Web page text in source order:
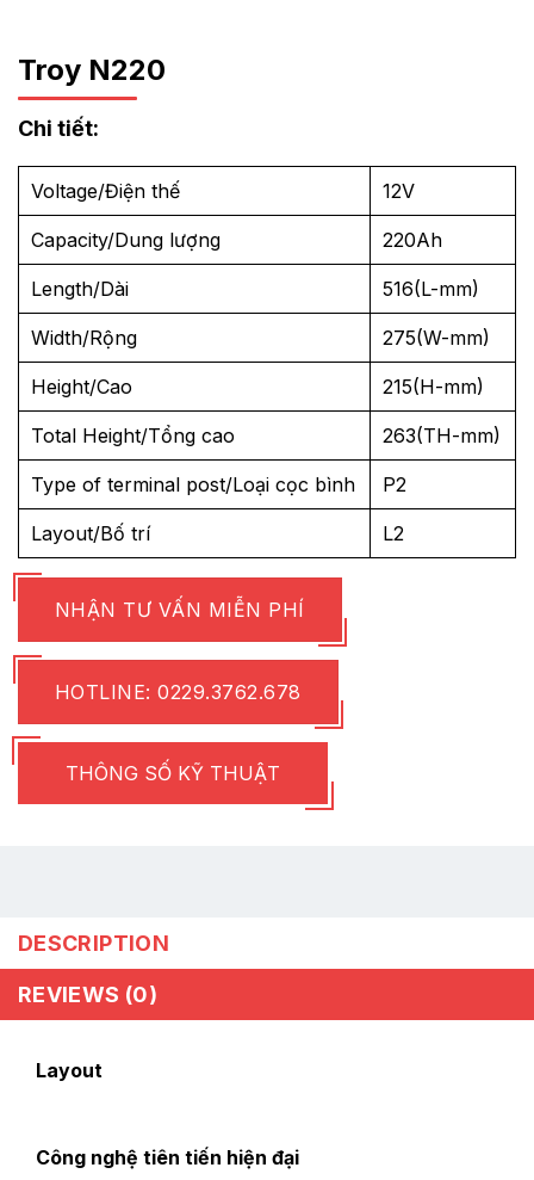
Troy N220
Chi tiết:
Voltage/Điện thế 12V
Capacity/Dung lượng 220Ah
Length/Dài 516(L-mm)
Width/Rộng 275(W-mm)
Height/Cao 215(H-mm)
Total Height/Tổng cao 263(TH-mm)
Type of terminal post/Loại cọc bình P2
Layout/Bố trí L2
NHẬN TƯ VẤN MIỄN PHÍ
HOTLINE: 0229.3762.678
THÔNG SỐ KỸ THUẬT
DESCRIPTION
REVIEWS (0)
Layout
Công nghệ tiên tiến hiện đại